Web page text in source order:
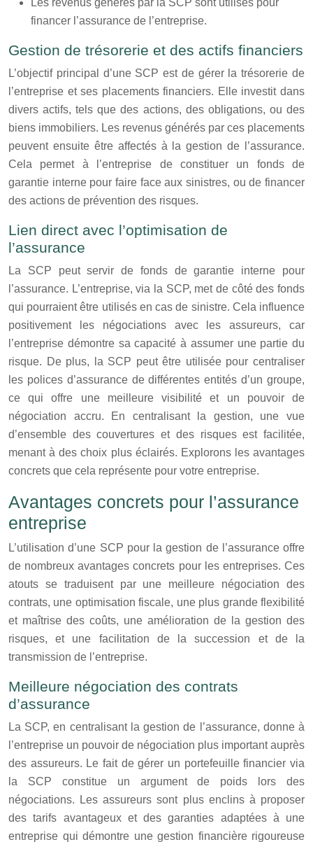
Les revenus générés par la SCP sont utilisés pour
financer l’assurance de l’entreprise.
Gestion de trésorerie et des actifs financiers
L’objectif principal d’une SCP est de gérer la trésorerie de
l’entreprise et ses placements financiers. Elle investit dans
divers actifs, tels que des actions, des obligations, ou des
biens immobiliers. Les revenus générés par ces placements
peuvent ensuite être affectés à la gestion de l’assurance.
Cela permet à l’entreprise de constituer un fonds de
garantie interne pour faire face aux sinistres, ou de financer
des actions de prévention des risques.
Lien direct avec l’optimisation de
l’assurance
La SCP peut servir de fonds de garantie interne pour
l’assurance. L’entreprise, via la SCP, met de côté des fonds
qui pourraient être utilisés en cas de sinistre. Cela influence
positivement les négociations avec les assureurs, car
l’entreprise démontre sa capacité à assumer une partie du
risque. De plus, la SCP peut être utilisée pour centraliser
les polices d’assurance de différentes entités d’un groupe,
ce qui offre une meilleure visibilité et un pouvoir de
négociation accru. En centralisant la gestion, une vue
d’ensemble des couvertures et des risques est facilitée,
menant à des choix plus éclairés. Explorons les avantages
concrets que cela représente pour votre entreprise.
Avantages concrets pour l’assurance
entreprise
L’utilisation d’une SCP pour la gestion de l’assurance offre
de nombreux avantages concrets pour les entreprises. Ces
atouts se traduisent par une meilleure négociation des
contrats, une optimisation fiscale, une plus grande flexibilité
et maîtrise des coûts, une amélioration de la gestion des
risques, et une facilitation de la succession et de la
transmission de l’entreprise.
Meilleure négociation des contrats
d’assurance
La SCP, en centralisant la gestion de l’assurance, donne à
l’entreprise un pouvoir de négociation plus important auprès
des assureurs. Le fait de gérer un portefeuille financier via
la SCP constitue un argument de poids lors des
négociations. Les assureurs sont plus enclins à proposer
des tarifs avantageux et des garanties adaptées à une
entreprise qui démontre une gestion financière rigoureuse